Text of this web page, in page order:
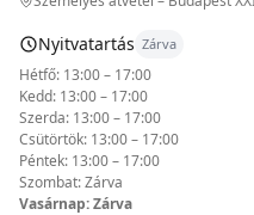
Nyitvatartás Zárva
Hétfő: 13:00 – 17:00
Kedd: 13:00 – 17:00
Szerda: 13:00 – 17:00
Csütörtök: 13:00 – 17:00
Péntek: 13:00 – 17:00
Szombat: Zárva
Vasárnap: Zárva